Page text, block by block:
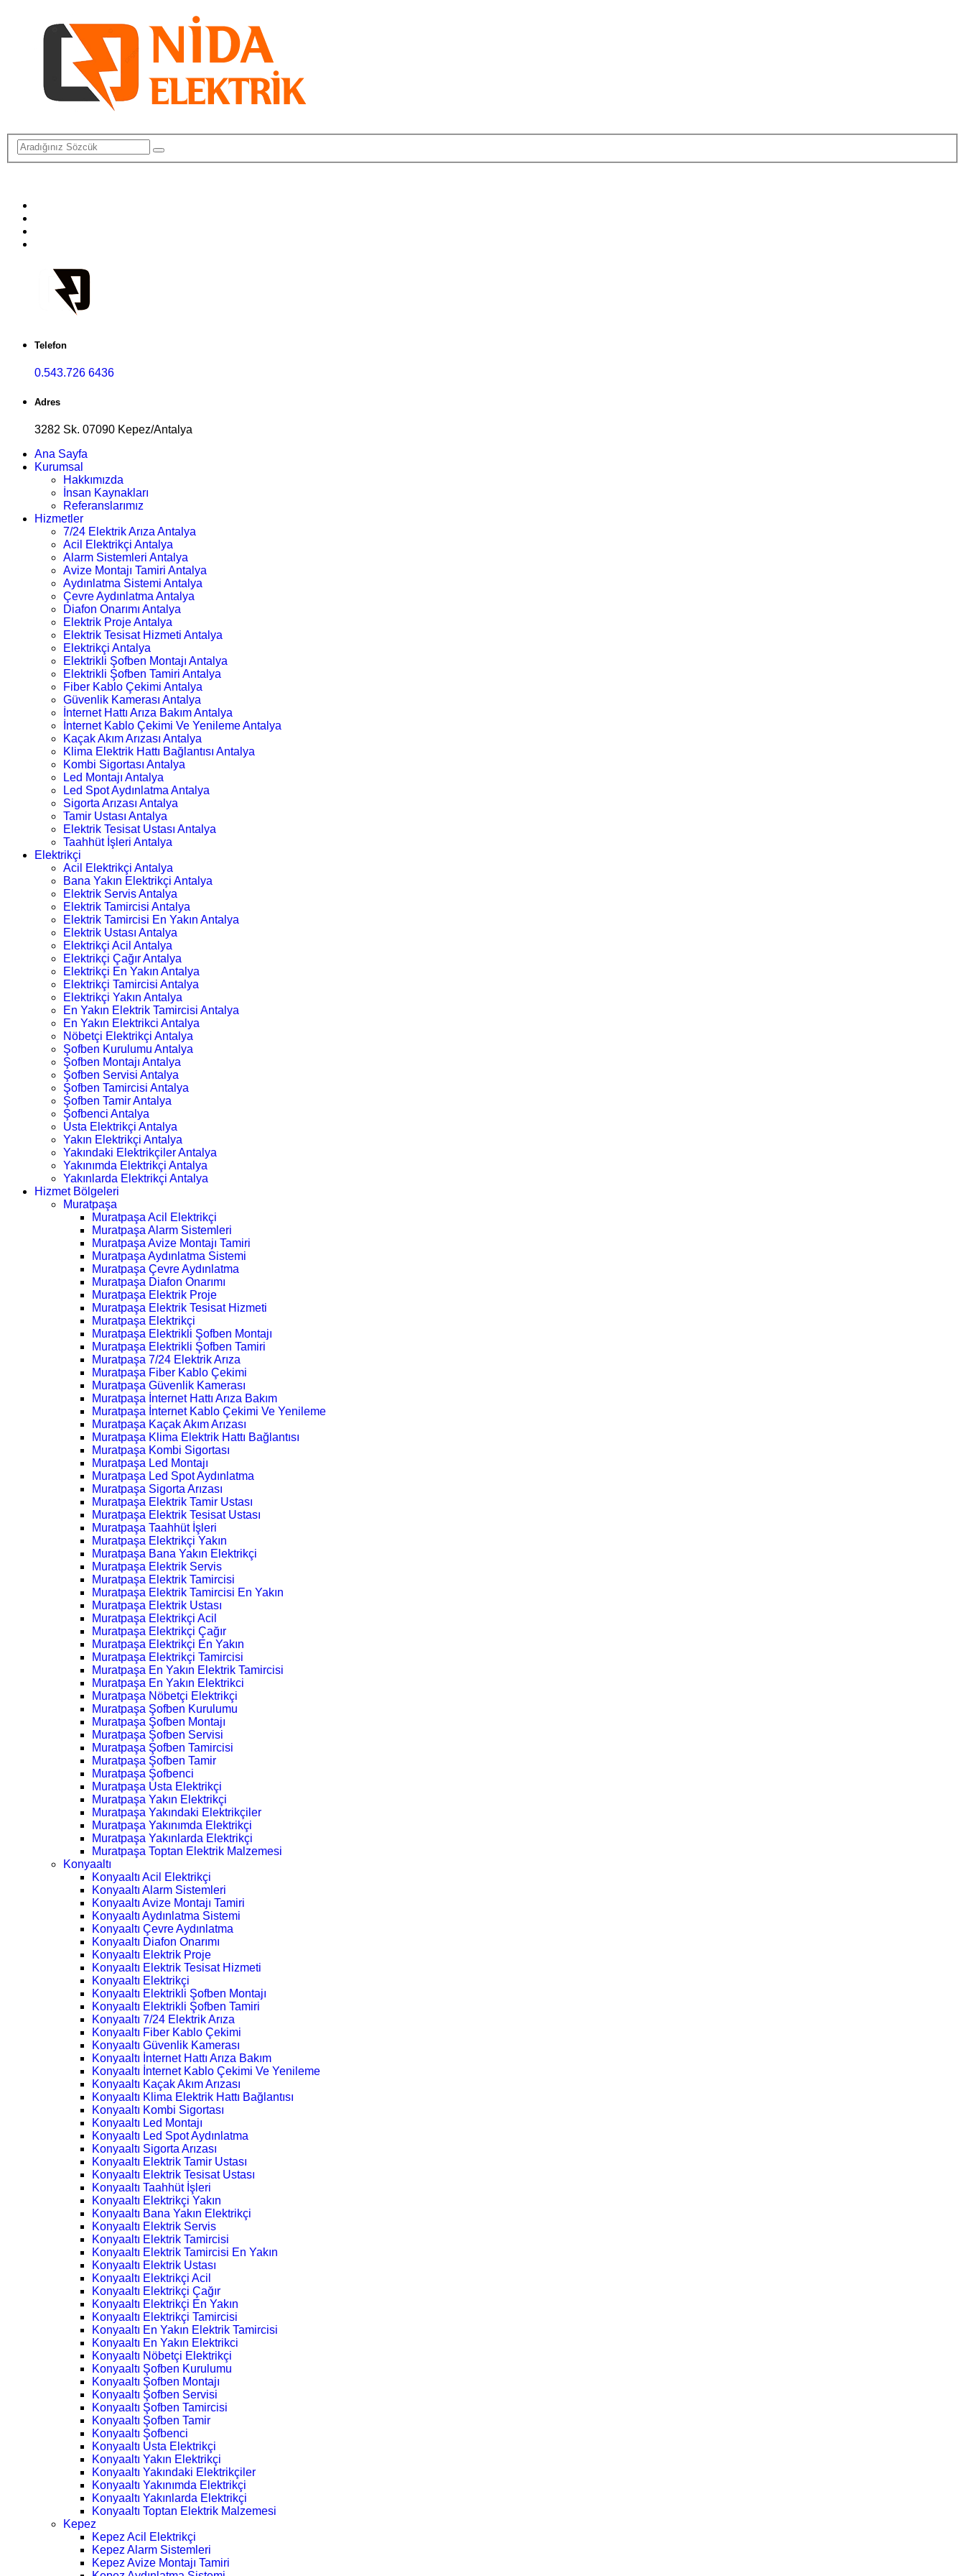
Telefon
0.543.726 6436
Adres
3282 Sk. 07090 Kepez/Antalya
Ana Sayfa
Kurumsal
Hakkımızda
İnsan Kaynakları
Referanslarımız
Hizmetler
7/24 Elektrik Arıza Antalya
Acil Elektrikçi Antalya
Alarm Sistemleri Antalya
Avize Montajı Tamiri Antalya
Aydınlatma Sistemi Antalya
Çevre Aydınlatma Antalya
Diafon Onarımı Antalya
Elektrik Proje Antalya
Elektrik Tesisat Hizmeti Antalya
Elektrikçi Antalya
Elektrikli Şofben Montajı Antalya
Elektrikli Şofben Tamiri Antalya
Fiber Kablo Çekimi Antalya
Güvenlik Kamerası Antalya
İnternet Hattı Arıza Bakım Antalya
İnternet Kablo Çekimi Ve Yenileme Antalya
Kaçak Akım Arızası Antalya
Klima Elektrik Hattı Bağlantısı Antalya
Kombi Sigortası Antalya
Led Montajı Antalya
Led Spot Aydınlatma Antalya
Sigorta Arızası Antalya
Tamir Ustası Antalya
Elektrik Tesisat Ustası Antalya
Taahhüt İşleri Antalya
Elektrikçi
Acil Elektrikçi Antalya
Bana Yakın Elektrikçi Antalya
Elektrik Servis Antalya
Elektrik Tamircisi Antalya
Elektrik Tamircisi En Yakın Antalya
Elektrik Ustası Antalya
Elektrikçi Acil Antalya
Elektrikçi Çağır Antalya
Elektrikçi En Yakın Antalya
Elektrikçi Tamircisi Antalya
Elektrikçi Yakın Antalya
En Yakın Elektrik Tamircisi Antalya
En Yakın Elektrikci Antalya
Nöbetçi Elektrikçi Antalya
Şofben Kurulumu Antalya
Şofben Montajı Antalya
Şofben Servisi Antalya
Şofben Tamircisi Antalya
Şofben Tamir Antalya
Şofbenci Antalya
Usta Elektrikçi Antalya
Yakın Elektrikçi Antalya
Yakındaki Elektrikçiler Antalya
Yakınımda Elektrikçi Antalya
Yakınlarda Elektrikçi Antalya
Hizmet Bölgeleri
Muratpaşa
Muratpaşa Acil Elektrikçi
Muratpaşa Alarm Sistemleri
Muratpaşa Avize Montajı Tamiri
Muratpaşa Aydınlatma Sistemi
Muratpaşa Çevre Aydınlatma
Muratpaşa Diafon Onarımı
Muratpaşa Elektrik Proje
Muratpaşa Elektrik Tesisat Hizmeti
Muratpaşa Elektrikçi
Muratpaşa Elektrikli Şofben Montajı
Muratpaşa Elektrikli Şofben Tamiri
Muratpaşa 7/24 Elektrik Arıza
Muratpaşa Fiber Kablo Çekimi
Muratpaşa Güvenlik Kamerası
Muratpaşa İnternet Hattı Arıza Bakım
Muratpaşa İnternet Kablo Çekimi Ve Yenileme
Muratpaşa Kaçak Akım Arızası
Muratpaşa Klima Elektrik Hattı Bağlantısı
Muratpaşa Kombi Sigortası
Muratpaşa Led Montajı
Muratpaşa Led Spot Aydınlatma
Muratpaşa Sigorta Arızası
Muratpaşa Elektrik Tamir Ustası
Muratpaşa Elektrik Tesisat Ustası
Muratpaşa Taahhüt İşleri
Muratpaşa Elektrikçi Yakın
Muratpaşa Bana Yakın Elektrikçi
Muratpaşa Elektrik Servis
Muratpaşa Elektrik Tamircisi
Muratpaşa Elektrik Tamircisi En Yakın
Muratpaşa Elektrik Ustası
Muratpaşa Elektrikçi Acil
Muratpaşa Elektrikçi Çağır
Muratpaşa Elektrikçi En Yakın
Muratpaşa Elektrikçi Tamircisi
Muratpaşa En Yakın Elektrik Tamircisi
Muratpaşa En Yakın Elektrikci
Muratpaşa Nöbetçi Elektrikçi
Muratpaşa Şofben Kurulumu
Muratpaşa Şofben Montajı
Muratpaşa Şofben Servisi
Muratpaşa Şofben Tamircisi
Muratpaşa Şofben Tamir
Muratpaşa Şofbenci
Muratpaşa Usta Elektrikçi
Muratpaşa Yakın Elektrikçi
Muratpaşa Yakındaki Elektrikçiler
Muratpaşa Yakınımda Elektrikçi
Muratpaşa Yakınlarda Elektrikçi
Muratpaşa Toptan Elektrik Malzemesi
Konyaaltı
Konyaaltı Acil Elektrikçi
Konyaaltı Alarm Sistemleri
Konyaaltı Avize Montajı Tamiri
Konyaaltı Aydınlatma Sistemi
Konyaaltı Çevre Aydınlatma
Konyaaltı Diafon Onarımı
Konyaaltı Elektrik Proje
Konyaaltı Elektrik Tesisat Hizmeti
Konyaaltı Elektrikçi
Konyaaltı Elektrikli Şofben Montajı
Konyaaltı Elektrikli Şofben Tamiri
Konyaaltı 7/24 Elektrik Arıza
Konyaaltı Fiber Kablo Çekimi
Konyaaltı Güvenlik Kamerası
Konyaaltı İnternet Hattı Arıza Bakım
Konyaaltı İnternet Kablo Çekimi Ve Yenileme
Konyaaltı Kaçak Akım Arızası
Konyaaltı Klima Elektrik Hattı Bağlantısı
Konyaaltı Kombi Sigortası
Konyaaltı Led Montajı
Konyaaltı Led Spot Aydınlatma
Konyaaltı Sigorta Arızası
Konyaaltı Elektrik Tamir Ustası
Konyaaltı Elektrik Tesisat Ustası
Konyaaltı Taahhüt İşleri
Konyaaltı Elektrikçi Yakın
Konyaaltı Bana Yakın Elektrikçi
Konyaaltı Elektrik Servis
Konyaaltı Elektrik Tamircisi
Konyaaltı Elektrik Tamircisi En Yakın
Konyaaltı Elektrik Ustası
Konyaaltı Elektrikçi Acil
Konyaaltı Elektrikçi Çağır
Konyaaltı Elektrikçi En Yakın
Konyaaltı Elektrikçi Tamircisi
Konyaaltı En Yakın Elektrik Tamircisi
Konyaaltı En Yakın Elektrikci
Konyaaltı Nöbetçi Elektrikçi
Konyaaltı Şofben Kurulumu
Konyaaltı Şofben Montajı
Konyaaltı Şofben Servisi
Konyaaltı Şofben Tamircisi
Konyaaltı Şofben Tamir
Konyaaltı Şofbenci
Konyaaltı Usta Elektrikçi
Konyaaltı Yakın Elektrikçi
Konyaaltı Yakındaki Elektrikçiler
Konyaaltı Yakınımda Elektrikçi
Konyaaltı Yakınlarda Elektrikçi
Konyaaltı Toptan Elektrik Malzemesi
Kepez
Kepez Acil Elektrikçi
Kepez Alarm Sistemleri
Kepez Avize Montajı Tamiri